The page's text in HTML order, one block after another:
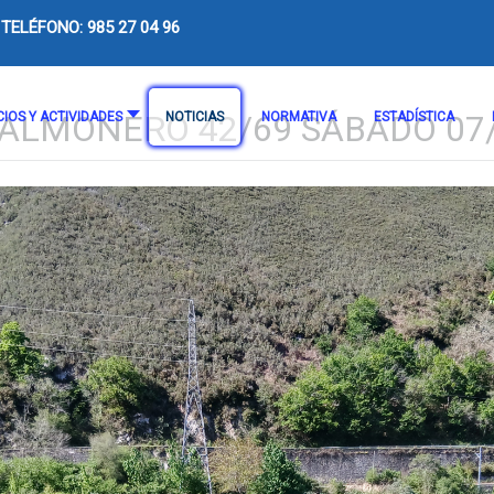
TELÉFONO: 985 27 04 96
Y ACTIVIDADES NOTICIAS NORMATIVA ESTADÍSTICA
42/69 SÁBADO